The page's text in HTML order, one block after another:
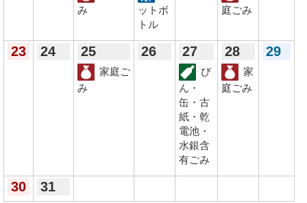
み
ットボ
トル
庭ごみ
23 24 25
家庭ご
み
26 27
び
ん・
缶・古
紙・乾
電池・
水銀含
有ごみ
28
家
庭ごみ
29
30 31